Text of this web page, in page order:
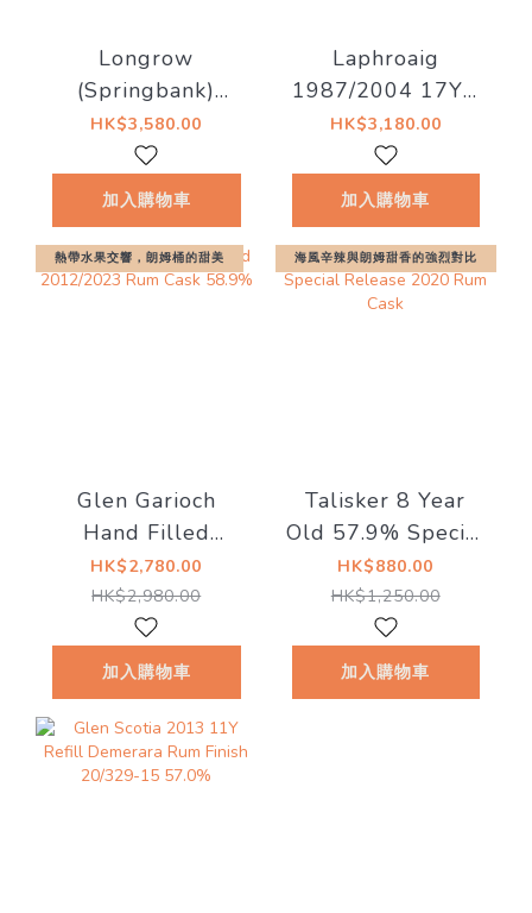
Longrow
(Springbank)
17YO Fresh Rum
Barrels 50.5%
"Online Tasting
Exclusive"
HK$3,580.00
加入購物車
Laphroaig
1987/2004 17YO
50% Old Malt
Cask (現金價
$3080)
HK$3,180.00
加入購物車
熱帶水果交響，朗姆桶的甜美
Glen Garioch
Hand Filled
2012/2023 Rum
Cask 58.9%
HK$2,780.00
HK$2,980.00
加入購物車
海風辛辣與朗姆甜香的強烈對比
Talisker 8 Year
Old 57.9% Special
Release 2020
Rum Cask
HK$880.00
HK$1,250.00
加入購物車